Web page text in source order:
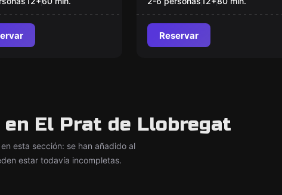
Reservar
El Prat de Llobregat
esta sección: se han añadido al
estar todavía incompletas.